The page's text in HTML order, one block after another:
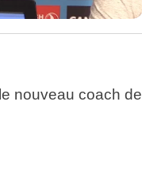
nouveau coach de